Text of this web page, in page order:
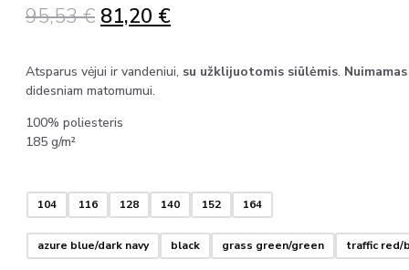
95,53€ Original
was:
95,53 €.
81,20 €Current
is:
Atsparus vėjui ir vandeniui, su užklijuotomis siūlėmis.
didesniam matomumui.
100% poliesteris
185 g/m²
104 116 128 140 152 164
azure blue/dark navy black grass green/green traffic red/